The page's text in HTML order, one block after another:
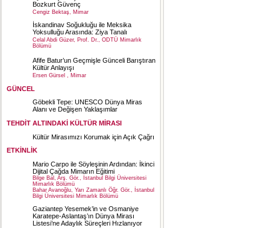
Bozkurt Güvenç
Cengiz Bektaş, Mimar
İskandinav Soğukluğu ile Meksika
Yoksulluğu Arasında: Ziya Tanalı
Celal Abdi Güzer, Prof. Dr., ODTÜ Mimarlık
Bölümü
Afife Batur’un Geçmişle Günceli Barıştıran
Kültür Anlayışı
Ersen Gürsel , Mimar
GÜNCEL
Göbekli Tepe: UNESCO Dünya Miras
Alanı ve Değişen Yaklaşımlar
TEHDİT ALTINDAKİ KÜLTÜR MİRASI
Kültür Mirasımızı Korumak için Açık Çağrı
ETKİNLİK
Mario Carpo ile Söyleşinin Ardından: İkinci
Dijital Çağda Mimarın Eğitimi
Bilge Bal, Arş. Gör., İstanbul Bilgi Üniversitesi
Mimarlık Bölümü
Bahar Avanoğlu, Yarı Zamanlı Öğr. Gör., İstanbul
Bilgi Üniversitesi Mimarlık Bölümü
Gaziantep Yesemek’in ve Osmaniye
Karatepe-Aslantaş’ın Dünya Mirası
Listesi’ne Adaylık Süreçleri Hızlanıyor